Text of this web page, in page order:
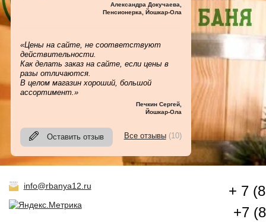
Александра Докучаева
Пенсионерка, Йошкар-Ола
«Цены на сайте, не соответствуют
действительности.
Как делать заказ на сайте, если цены в
разы отличаются.
В целом магазин хороший, большой
ассортимент.»
Печкин Сергей,
Йошкар-Ола
Оставить отзыв Все отзывы(10)
info@rbanya12.ru
+ 7
+7